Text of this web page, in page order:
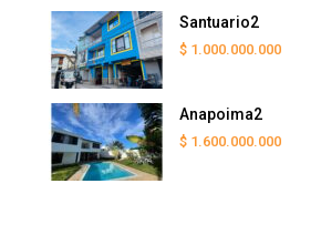
Santuario2
$ 1.000.000.000
Anapoima2
$ 1.600.000.000